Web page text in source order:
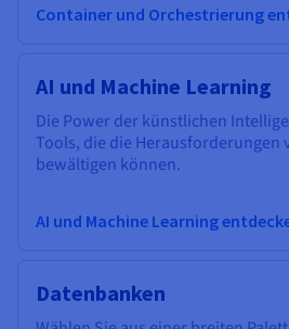
Container und Orchestrierung
AI und Machine Learning
Die Power der künstlichen
Tools, die die Herausforderungen
bewältigen können.
AI und Machine Learning
Datenbanken